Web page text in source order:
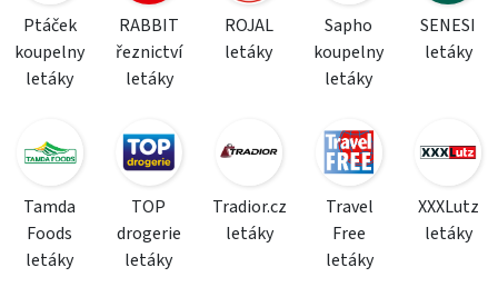
Ptáček
koupelny
letáky
RABBIT
řeznictví
letáky
ROJAL
letáky
Sapho
koupelny
letáky
SENESI
letáky
Tamda
Foods
letáky
TOP
drogerie
letáky
Tradior.cz
letáky
Travel
Free
letáky
XXXLutz
letáky